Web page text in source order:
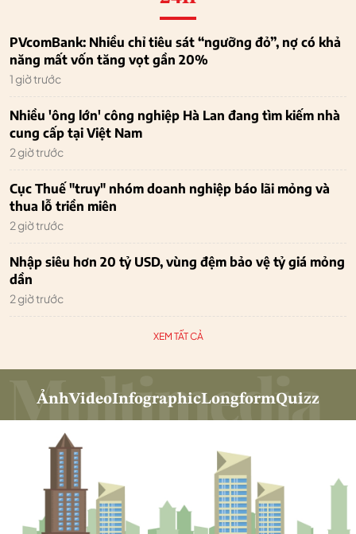
PVcomBank: Nhiều chỉ tiêu sát “ngưỡng đỏ”, nợ có khả
năng mất vốn tăng vọt gần 20%
1 giờ trước
Nhiều 'ông lớn' công nghiệp Hà Lan đang tìm kiếm nhà
cung cấp tại Việt Nam
2 giờ trước
Cục Thuế "truy" nhóm doanh nghiệp báo lãi mỏng và
thua lỗ triền miên
2 giờ trước
Nhập siêu hơn 20 tỷ USD, vùng đệm bảo vệ tỷ giá mỏng
dần
2 giờ trước
XEM TẤT CẢ
ẢnhVideoInfographicLongformQuizz